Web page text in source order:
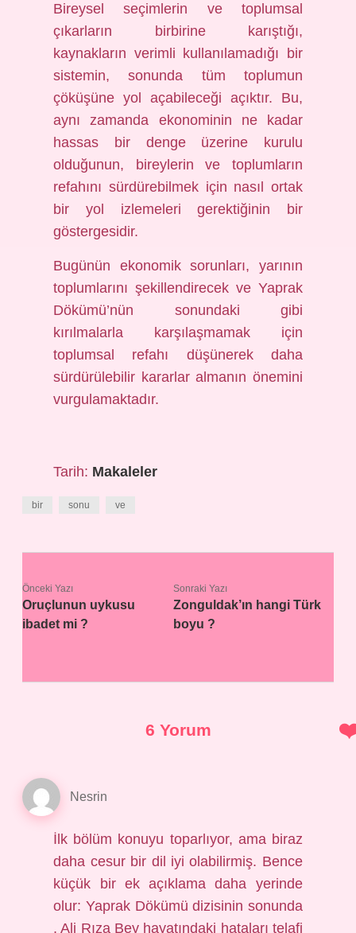
Bireysel seçimlerin ve toplumsal
çıkarların birbirine karıştığı,
kaynakların verimli kullanılamadığı bir
sistemin, sonunda tüm toplumun
çöküşüne yol açabileceği açıktır. Bu,
aynı zamanda ekonominin ne kadar
hassas bir denge üzerine kurulu
olduğunun, bireylerin ve toplumların
refahını sürdürebilmek için nasıl ortak
bir yol izlemeleri gerektiğinin bir
göstergesidir.
Bugünün ekonomik sorunları, yarının
toplumlarını şekillendirecek ve Yaprak
Dökümü’nün sonundaki gibi
kırılmalarla karşılaşmamak için
toplumsal refahı düşünerek daha
sürdürülebilir kararlar almanın önemini
vurgulamaktadır.
Tarih: Makaleler
bir sonu ve
Önceki Yazı
Oruçlunun uykusu
ibadet mi ?
Sonraki Yazı
Zonguldak’ın hangi Türk
boyu ?
6 Yorum
Nesrin
İlk bölüm konuyu toparlıyor, ama biraz
daha cesur bir dil iyi olabilirmiş. Bence
küçük bir ek açıklama daha yerinde
olur: Yaprak Dökümü dizisinin sonunda
, Ali Rıza Bey hayatındaki hataları telafi